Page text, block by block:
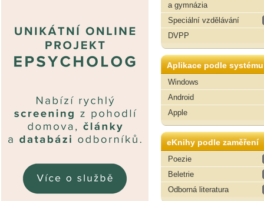
a gymnázia
Speciální vzdělávání
DVPP
Aplikace podle systému
Windows
Android
Apple
eKnihy podle zaměření
Poezie
Beletrie
Odborná literatura